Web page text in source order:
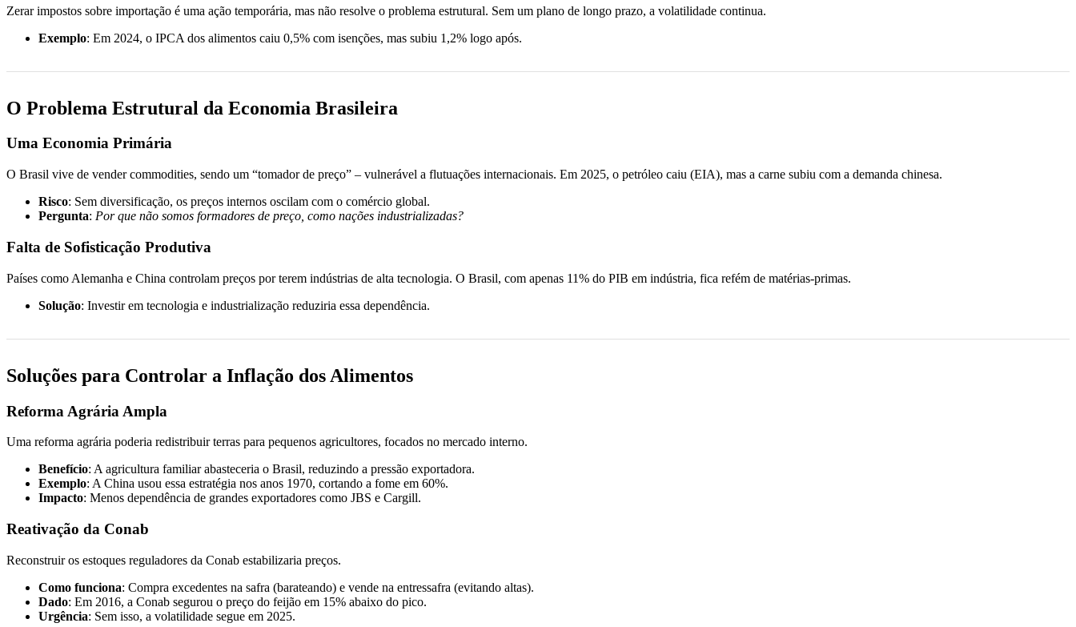
Zerar impostos sobre importação é uma ação temporária, mas não resolve o problema estrutural. Sem um plano de longo prazo, a volatilidade continua.
Exemplo: Em 2024, o IPCA dos alimentos caiu 0,5% com isenções, mas subiu 1,2% logo após.
O Problema Estrutural da Economia Brasileira
Uma Economia Primária
O Brasil vive de vender commodities, sendo um “tomador de preço” – vulnerável a flutuações internacionais. Em 2025, o petróleo caiu (EIA), mas a carne subiu com a demanda chinesa.
Risco: Sem diversificação, os preços internos oscilam com o comércio global.
Pergunta: Por que não somos formadores de preço, como nações industrializadas?
Falta de Sofisticação Produtiva
Países como Alemanha e China controlam preços por terem indústrias de alta tecnologia. O Brasil, com apenas 11% do PIB em indústria, fica refém de matérias-primas.
Solução: Investir em tecnologia e industrialização reduziria essa dependência.
Soluções para Controlar a Inflação dos Alimentos
Reforma Agrária Ampla
Uma reforma agrária poderia redistribuir terras para pequenos agricultores, focados no mercado interno.
Benefício: A agricultura familiar abasteceria o Brasil, reduzindo a pressão exportadora.
Exemplo: A China usou essa estratégia nos anos 1970, cortando a fome em 60%.
Impacto: Menos dependência de grandes exportadores como JBS e Cargill.
Reativação da Conab
Reconstruir os estoques reguladores da Conab estabilizaria preços.
Como funciona: Compra excedentes na safra (barateando) e vende na entressafra (evitando altas).
Dado: Em 2016, a Conab segurou o preço do feijão em 15% abaixo do pico.
Urgência: Sem isso, a volatilidade segue em 2025.